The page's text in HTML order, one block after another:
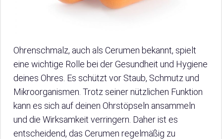
Ohrenschmalz, auch als Cerumen bekannt, spielt
eine wichtige Rolle bei der Gesundheit und Hygiene
deines Ohres. Es schützt vor Staub, Schmutz und
Mikroorganismen. Trotz seiner nützlichen Funktion
kann es sich auf deinen Ohrstöpseln ansammeln
und die Wirksamkeit verringern. Daher ist es
entscheidend, das Cerumen regelmäßig zu